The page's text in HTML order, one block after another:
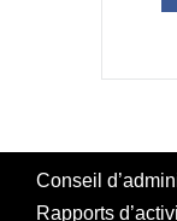
Conseil
Rapports